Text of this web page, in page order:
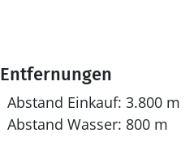
Entfernungen
Abstand Einkauf: 3.800 m
Abstand Wasser: 800 m